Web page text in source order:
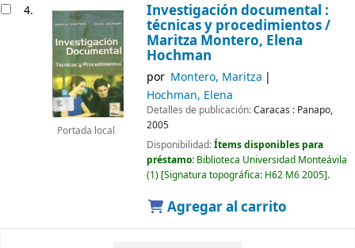
4.
Portada local
Investigación documental :
técnicas y procedimientos /
Maritza Montero, Elena
Hochman
por Montero, Maritza
Hochman, Elena
Detalles de publicación:Caracas : Panapo,
2005
Disponibilidad:Ítems disponibles para
préstamo: Biblioteca Universidad Monteávila
(1) Signatura topográfica: H62 M6 2005 .
Agregar al carrito